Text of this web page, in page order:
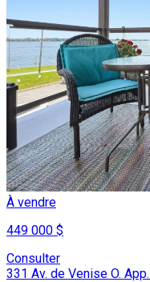
À vendre
449 000 $
Consulter
331 Av. de Venise O.